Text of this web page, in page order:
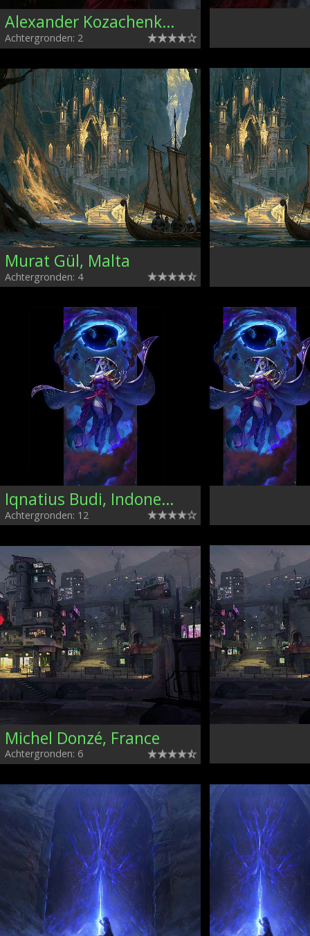
Alexander Kozachenko, Ukraine
Achtergronden: 2
Murat Gül, Malta
Achtergronden: 4
Iqnatius Budi, Indonesia
Achtergronden: 12
Michel Donzé, France
Achtergronden: 6